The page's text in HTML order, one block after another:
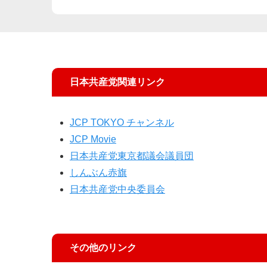
日本共産党関連リンク
JCP TOKYO チャンネル
JCP Movie
日本共産党東京都議会議員団
しんぶん赤旗
日本共産党中央委員会
その他のリンク